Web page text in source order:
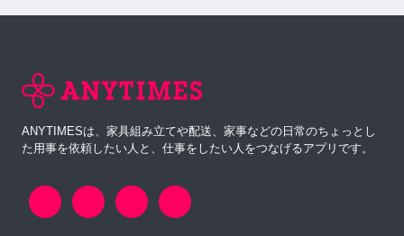
ANYTIMESは、家具組み立てや配送、家事などの日常のちょっとし
た用事を依頼したい人と、仕事をしたい人をつなげるアプリです。